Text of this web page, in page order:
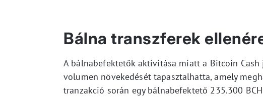
Bálna transzferek
A bálnabefektetők aktivitása miatt a Bitcoin
volumen növekedését tapasztalhatta, amely
tranzakció során egy bálnabefektető 235.300